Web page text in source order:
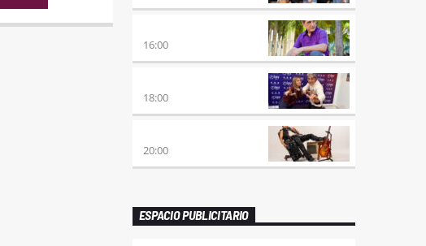
16:00
18:00
20:00
ESPACIO PUBLICITARIO